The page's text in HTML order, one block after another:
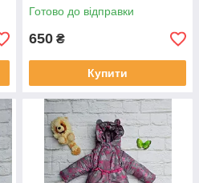
Готово до відправки
650 ₴
Купити